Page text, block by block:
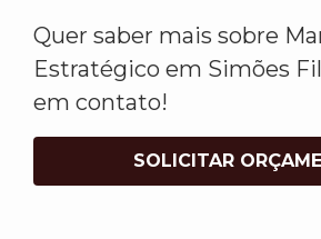
Quer saber mais sobre
Estratégico em Simões
em contato!
SOLICITAR